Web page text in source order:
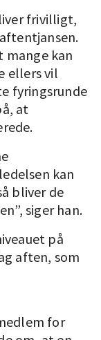
frivilligt,
mange kan
ellers vil
fyringsrunde
at
kan
bliver de
siger han.
på
aften, som
for